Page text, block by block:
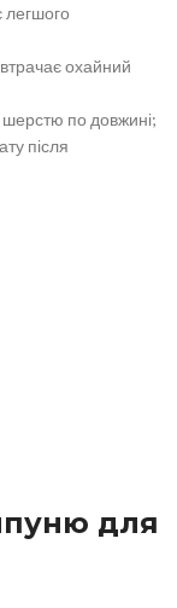
легшого
охайний
по довжині;
після
для